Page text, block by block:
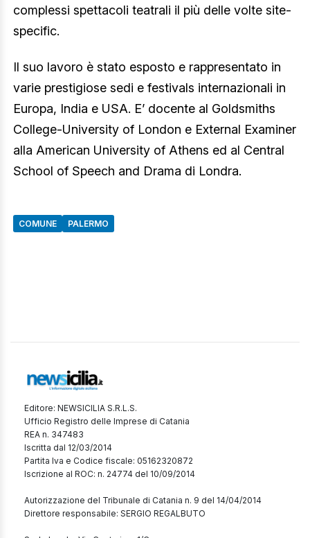
complessi spettacoli teatrali il più delle volte site-
specific.
Il suo lavoro è stato esposto e rappresentato in
varie prestigiose sedi e festivals internazionali in
Europa, India e USA. E’ docente al Goldsmiths
College-University of London e External Examiner
alla American University of Athens ed al Central
School of Speech and Drama di Londra.
COMUNE PALERMO
Editore: NEWSICILIA S.R.L.S.
Ufficio Registro delle Imprese di Catania
REA n. 347483
Iscritta dal 12/03/2014
Partita Iva e Codice fiscale: 05162320872
Iscrizione al ROC: n. 24774 del 10/09/2014
Autorizzazione del Tribunale di Catania n. 9 del 14/04/2014
Direttore responsabile: SERGIO REGALBUTO